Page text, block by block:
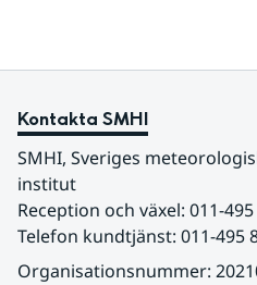
Kontakta SMHI
SMHI, Sveriges
institut
Reception och växel: 011-
Telefon kundtjänst: 011-495
Organisationsnummer: